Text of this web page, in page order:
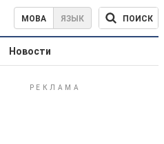
МОВА ЯЗЫК ПОИСК
Новости